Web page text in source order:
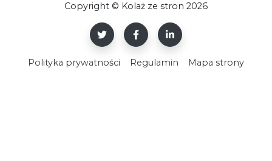
Copyright © Kolaż ze stron 2026
Polityka prywatności Regulamin Mapa strony